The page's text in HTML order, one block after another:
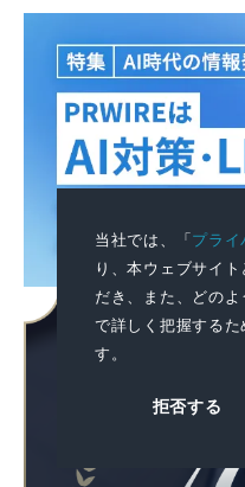
当社では、「プライ
り、本ウェブサイ
だき、また、どの
で詳しく把握する
す。
拒否する